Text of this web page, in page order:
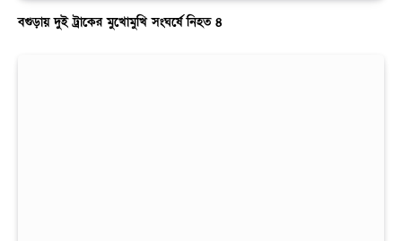
বগুড়ায় দুই ট্রাকের মুখোমুখি সংঘর্ষে নিহত ৪